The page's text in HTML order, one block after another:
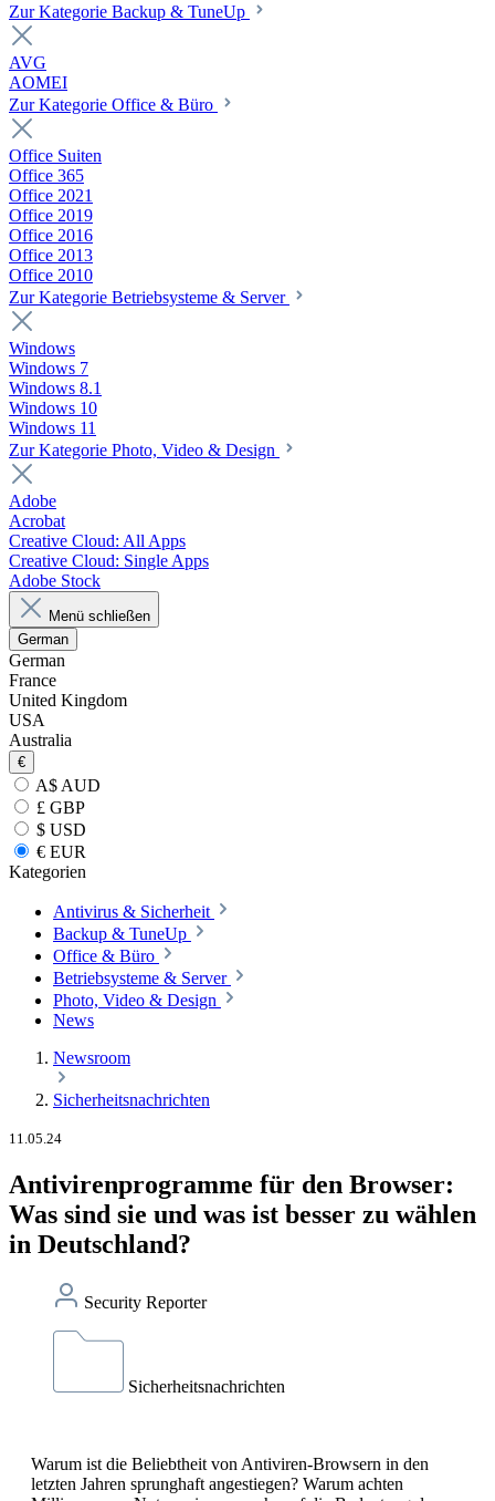
Zur Kategorie Backup & TuneUp
AVG
AOMEI
Zur Kategorie Office & Büro
Office Suiten
Office 365
Office 2021
Office 2019
Office 2016
Office 2013
Office 2010
Zur Kategorie Betriebsysteme & Server
Windows
Windows 7
Windows 8.1
Windows 10
Windows 11
Zur Kategorie Photo, Video & Design
Adobe
Acrobat
Creative Cloud: All Apps
Creative Cloud: Single Apps
Adobe Stock
Menü schließen
German
German
France
United Kingdom
USA
Australia
€
A$ AUD
£ GBP
$ USD
€ EUR
Kategorien
Antivirus & Sicherheit
Backup & TuneUp
Office & Büro
Betriebsysteme & Server
Photo, Video & Design
News
Newsroom
Sicherheitsnachrichten
11.05.24
Antivirenprogramme für den Browser:
Was sind sie und was ist besser zu wählen
in Deutschland?
Security Reporter
Sicherheitsnachrichten
Warum ist die Beliebtheit von Antiviren-Browsern in den
letzten Jahren sprunghaft angestiegen? Warum achten